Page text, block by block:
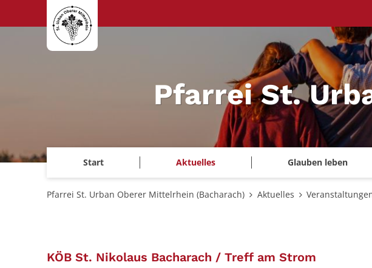
Zum Inhalt springen
Pfarrei St.
Start Aktuelles Glauben leben
Pfarrei St. Urban Oberer Mittelrhein (Bacharach) Aktuelles
KÖB St. Nikolaus Bacharach / Treff am Strom